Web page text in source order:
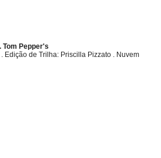
Tom Pepper's
Edição de Trilha: Priscilla Pizzato . Nuvem